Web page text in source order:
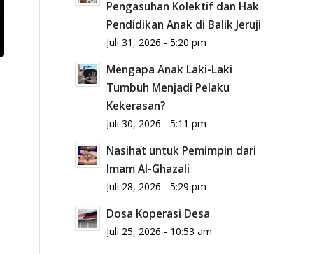
Pengasuhan Kolektif dan Hak
Pendidikan Anak di Balik Jeruji
Juli 31, 2026 - 5:20 pm
Mengapa Anak Laki-Laki
Tumbuh Menjadi Pelaku
Kekerasan?
Juli 30, 2026 - 5:11 pm
Nasihat untuk Pemimpin dari
Imam Al-Ghazali
Juli 28, 2026 - 5:29 pm
Dosa Koperasi Desa
Juli 25, 2026 - 10:53 am